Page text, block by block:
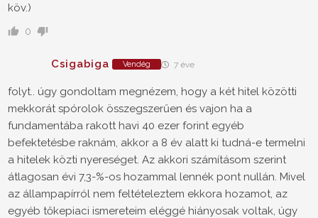
köv.)
0
Csigabiga Vendég 7 éve
folyt.. úgy gondoltam megnézem, hogy a két hitel közötti
mekkorát spórolok összegszerűen és vajon ha a
fundamentába rakott havi 40 ezer forint egyéb
befektetésbe raknám, akkor a 8 év alatt ki tudná-e termelni
a hitelek közti nyereséget. Az akkori számításom szerint
átlagosan évi 7,3-%-os hozammal lennék pont nullán. Mivel
az állampapírról nem feltételeztem ekkora hozamot, az
egyéb tőkepiaci ismereteim eléggé hiányosak voltak, úgy